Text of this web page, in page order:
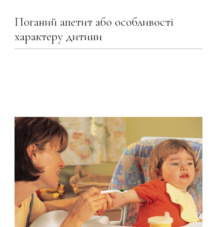
Поганий апетит або особливості
характеру дитини